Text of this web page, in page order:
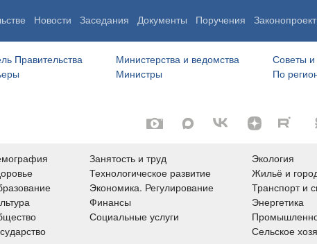
Новости Заседания Документы Поручения
Правительства
Министерства и ведомства
Министры
Советы и
По
Занятость и труд
Технологическое развитие
Экономика. Регулирование
Финансы
Социальные услуги
Экология
Жильё и
Транспорт и
Энергетика
Сельское